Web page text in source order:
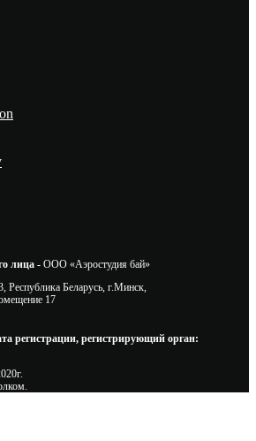
лица - ООО «Аэростудия бай»
Республика Беларусь, г.Минск,
17
регистрации, регистрирующий орган: